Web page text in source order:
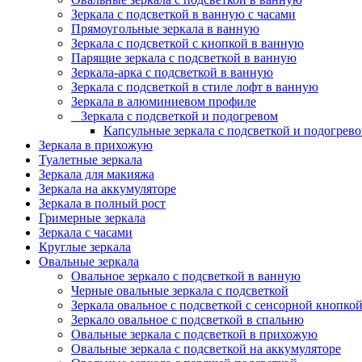
Зеркала с подсветкой в ванную с часами
Прямоугольные зеркала в ванную
Зеркала с подсветкой с кнопкой в ванную
Парящие зеркала с подсветкой в ванную
Зеркала-арка с подсветкой в ванную
Зеркала с подсветкой в стиле лофт в ванную
Зеркала в алюминиевом профиле
Зеркала с подсветкой и подогревом
Капсульные зеркала с подсветкой и
Зеркала в прихожую
Туалетные зеркала
Зеркала для макияжа
Зеркала на аккумуляторе
Зеркала в полный рост
Гримерные зеркала
Зеркала с часами
Круглые зеркала
Овальные зеркала
Овальное зеркало с подсветкой в ванную
Черные овальные зеркала с подсветкой
Зеркала овальное с подсветкой с сенсорной кнопкой
Зеркало овальное с подсветкой в спальню
Овальные зеркала с подсветкой в прихожую
Овальные зеркала с подсветкой на аккумуляторе